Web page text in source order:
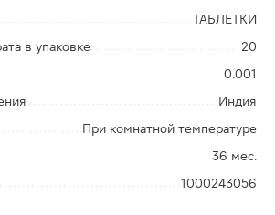
ТАБЛЕТКИ
в упаковке
20
0.001
Индия
При комнатной температуре
36 мес.
1000243056